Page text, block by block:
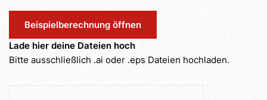
Beispielberechnung öffnen
Lade hier deine Dateien hoch
Bitte ausschließlich .ai oder .eps Dateien hochladen.